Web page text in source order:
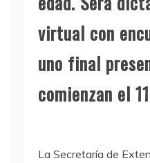
virtual con
uno final
comienzan el
La Secretaría de